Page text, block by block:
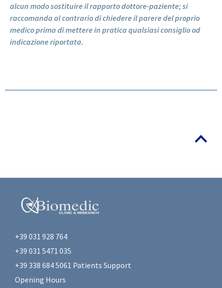
alcun modo sostituire il rapporto dottore-paziente; si
raccomanda al contrario di chiedere il parere del proprio
medico prima di mettere in pratica qualsiasi consiglio od
indicazione riportata.
+39 031 928 764
+39 031 5471 035
+39 338 684 5061 Patients Support
Opening Hours